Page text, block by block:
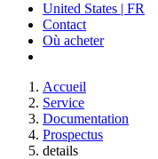
United States | FR
Contact
Où acheter
Accueil
Service
Documentation
Prospectus
details